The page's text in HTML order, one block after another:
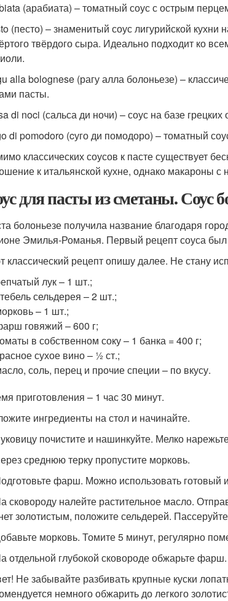
(арабиата) – томатный соус с острым
(песто) – знаменитый соус лигурийской
твёрдого сыра. Идеально подходит ко
alla bolognese (рагу алла болоньезе) –
пасты.
di noci (сальса ди ночи) – соус на базе
di pomodoro (cуго ди помодоро) – томатный
классических соусов к пасте существует
к итальянской кухне, однако макароны
для пасты из сметаны. Соус
болоньезе получила название благодаря
Эмилья-Романья. Первый рецепт соуса
классический рецепт опишу далее. Не стану
лук – 1 шт.;
сельдерея – 2 шт.;
– 1 шт.;
говяжий – 600 г;
в собственном соку – 1 банка = 400 г;
сухое вино – ½ ст.;
соль, перец и прочие специи – по вкусу.
приготовления – 1 час 30 минут.
ингредиенты на стол и начинайте.
почистите и нашинкуйте. Мелко
среднюю терку пропустите морковь.
фарш. Можно использовать готовый
сковороду налейте растительное масло.
золотистым, положите сельдерей.
морковь. Томите 5 минут, регулярно
отдельной глубокой сковороде обжарьте
Не забывайте разбивать крупные куски
немного обжарить до легкого